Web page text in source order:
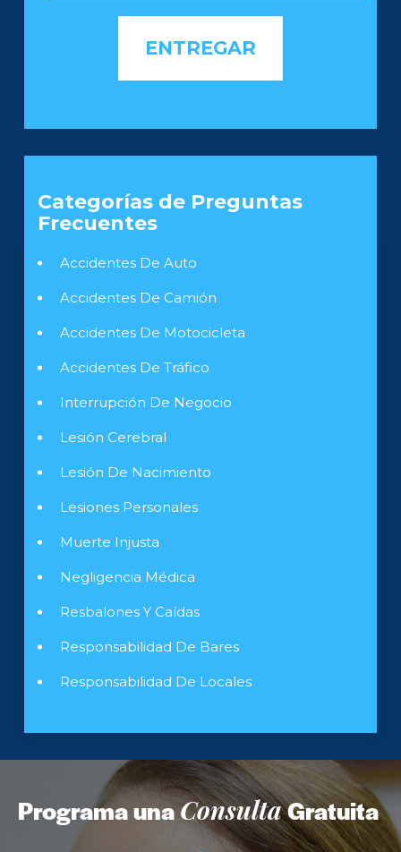
Categorías de Preguntas
Frecuentes
Accidentes De Auto
Accidentes De Camión
Accidentes De Motocicleta
Accidentes De Tráfico
Interrupción De Negocio
Lesión Cerebral
Lesión De Nacimiento
Lesiones Personales
Muerte Injusta
Negligencia Médica
Resbalones Y Caídas
Responsabilidad De Bares
Responsabilidad De Locales
Programa unaConsultaGratuita